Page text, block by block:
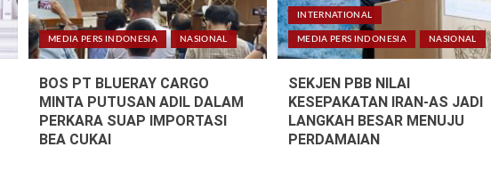
MEDIA PERS INDONESIA NASIONAL
BOS PT BLUERAY CARGO
MINTA PUTUSAN ADIL DALAM
PERKARA SUAP IMPORTASI
BEA CUKAI
INTERNATIONAL
MEDIA PERS INDONESIA NASIONAL
SEKJEN PBB NILAI
KESEPAKATAN IRAN-AS JADI
LANGKAH BESAR MENUJU
PERDAMAIAN